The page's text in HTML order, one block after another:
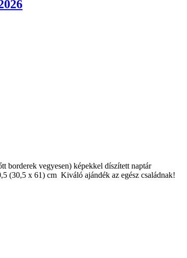
borderek vegyesen) képekkel díszített naptár
(30,5 x 61) cm Kiváló ajándék az egész családnak!